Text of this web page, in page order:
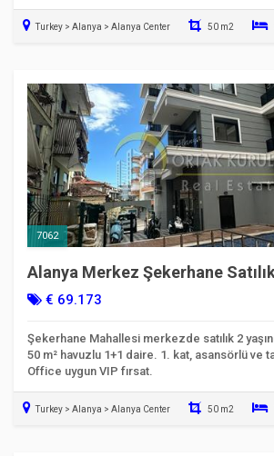
Turkey > Alanya > Alanya Center 50 m2
7062
Alanya Merkez Şekerhane
Office Uygun & Krediye Uygun
€ 69.173
Şekerhane Mahallesi merkezde satılık 2
50 m² havuzlu 1+1 daire. 1. kat, asansörlü ve
Office uygun VIP fırsat.
Turkey > Alanya > Alanya Center 50 m2